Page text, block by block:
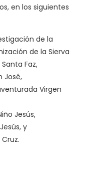
en los siguientes
de la
de la Sierva
Faz,
José,
Virgen
Jesús,
y